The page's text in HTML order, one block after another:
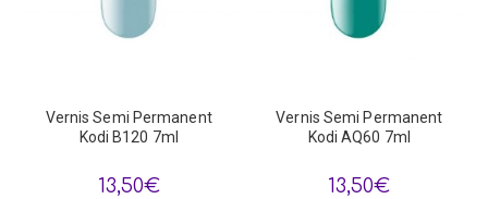
Vernis Semi Permanent
Kodi B120 7ml
13,50€
Vernis Semi Permanent
Kodi AQ60 7ml
13,50€